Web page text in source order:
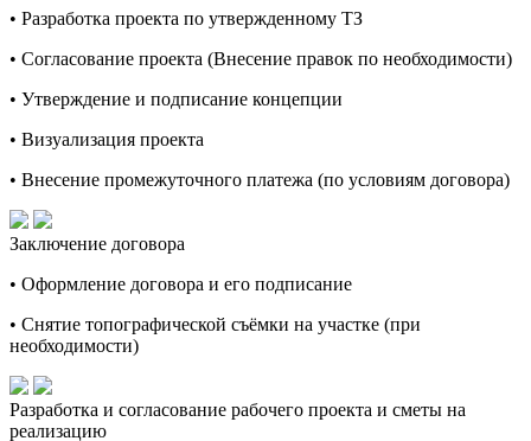
• Разработка проекта по утвержденному ТЗ
• Согласование проекта (Внесение правок по необходимости)
• Утверждение и подписание концепции
• Визуализация проекта
• Внесение промежуточного платежа (по условиям договора)
Заключение договора
• Оформление договора и его подписание
• Снятие топографической съёмки на участке (при
необходимости)
Разработка и согласование рабочего проекта и сметы на
реализацию